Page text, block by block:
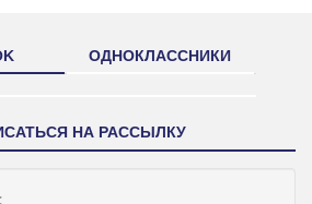
ОДНОКЛАССНИКИ
НА РАССЫЛКУ